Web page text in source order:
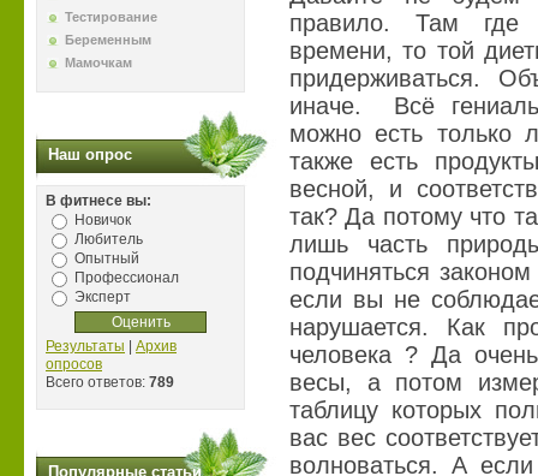
Тестирование
Беременным
Мамочкам
Наш опрос
В фитнесе вы:
Новичок
Любитель
Опытный
Профессионал
Эксперт
Результаты
Архив
опросов
Всего ответов: 789
Популярные статьи
правило. Там
времени, то той
придерживаться.
иначе. Всё
можно есть только
также есть
весной, и
так? Да потому что
лишь часть
подчиняться
если вы не
нарушается. Как
человека ? Да
весы, а потом
таблицу которых
вас вес
волноваться. А